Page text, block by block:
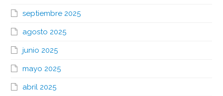
septiembre 2025
agosto 2025
junio 2025
mayo 2025
abril 2025